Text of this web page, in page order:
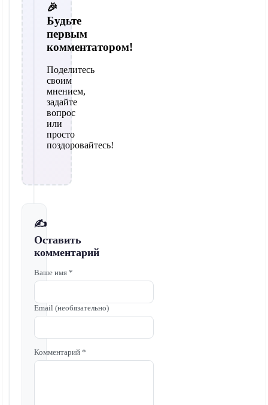
🎉
Будьте
первым
комментатором!
Поделитесь
своим
мнением,
задайте
вопрос
или
просто
поздоровайтесь!
✍️
Оставить
комментарий
Ваше имя *
Email (необязательно)
Комментарий *